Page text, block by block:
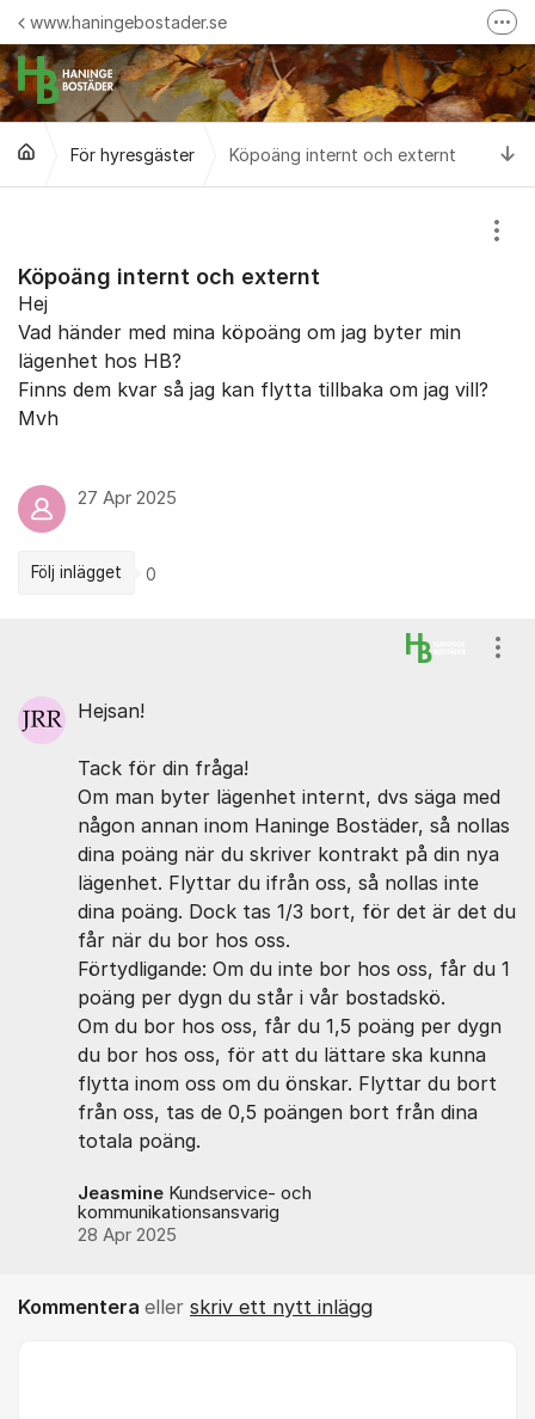
Hoppa till innehåll
www.haningebostader.se
info@haningebostader.se
Växel: 08-606 89 00
Blanketter
För hyresgäster Köpoäng internt och externt
Köpoäng internt och externt
Hej
Vad händer med mina köpoäng om jag byter min
lägenhet hos HB?
Finns dem kvar så jag kan flytta tillbaka om jag vill?
Mvh
27 Apr 2025
Följ inlägget 0
Hejsan!
Tack för din fråga!
Om man byter lägenhet internt, dvs säga med
någon annan inom Haninge Bostäder, så nollas
dina poäng när du skriver kontrakt på din nya
lägenhet. Flyttar du ifrån oss, så nollas inte
dina poäng. Dock tas 1/3 bort, för det är det du
får när du bor hos oss.
Förtydligande: Om du inte bor hos oss, får du 1
poäng per dygn du står i vår bostadskö.
Om du bor hos oss, får du 1,5 poäng per dygn
du bor hos oss, för att du lättare ska kunna
flytta inom oss om du önskar. Flyttar du bort
från oss, tas de 0,5 poängen bort från dina
totala poäng.
Jeasmine Kundservice- och
kommunikationsansvarig
28 Apr 2025
Kommentera eller skriv ett nytt inlägg